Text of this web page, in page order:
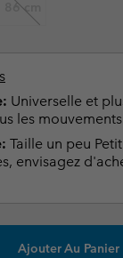
86 cm
Universelle et
les
Taille un peu
envisagez
Ajouter Au Panier